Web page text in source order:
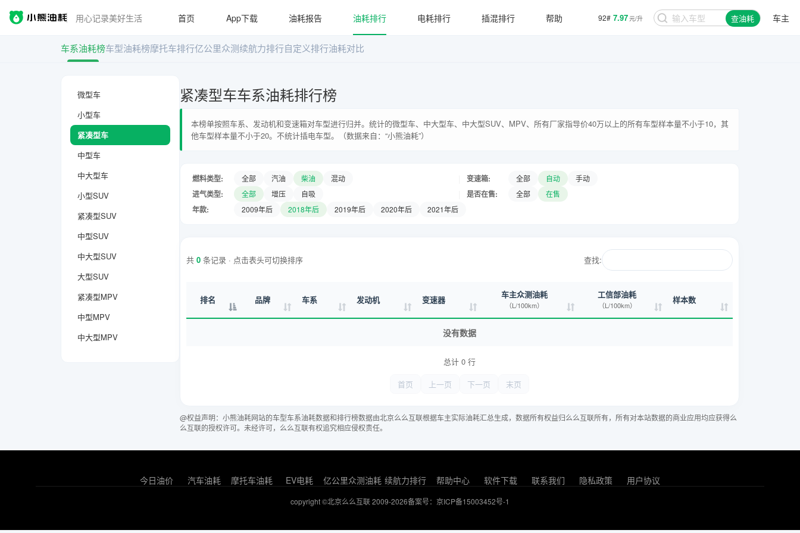
用心记录美好生活 92# 7.97元/升 查油耗 车主
首页 App下载 油耗报告 油耗排行 电耗排行 插混排行 帮助
车系油耗榜车型油耗榜摩托车排行亿公里众测续航力排行自定义排行油耗对比
微型车
小型车
紧凑型车
中型车
中大型车
小型SUV
紧凑型SUV
中型SUV
中大型SUV
大型SUV
紧凑型MPV
中型MPV
中大型MPV
紧凑型车车系油耗排行榜
本榜单按照车系、发动机和变速箱对车型进行归并。统计的微型车、中大型车、中大型SUV、MPV、所有厂家指导价40万以上的所有车型样本量不小于10，其
他车型样本量不小于20。不统计插电车型。（数据来自：“小熊油耗”）
燃料类型: 全部 汽油 柴油 混动 变速箱: 全部 自动 手动
进气类型: 全部 增压 自吸 是否在售: 全部 在售
年款: 2009年后 2018年后 2019年后 2020年后 2021年后
共 0 条记录 · 点击表头可切换排序 查找:
排名 品牌 车系 发动机 变速器 车主众测油耗
（L/100km）
工信部油耗
（L/100km） 样本数
没有数据
总计 0 行
首页
上一页 下一页 末页
@权益声明：小熊油耗网站的车型车系油耗数据和排行榜数据由北京么么互联根据车主实际油耗汇总生成，数据所有权益归么么互联所有，所有对本站数据的商业应用均应获得么
么互联的授权许可。未经许可，么么互联有权追究相应侵权责任。
今日油价 汽车油耗 摩托车油耗 EV电耗 亿公里众测油耗 续航力排行 帮助中心 软件下载 联系我们 隐私政策 用户协议
copyright ©北京么么互联 2009-2026备案号：京ICP备15003452号-1